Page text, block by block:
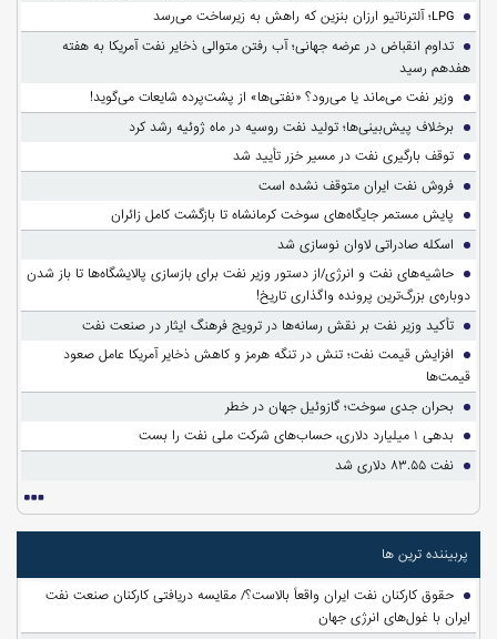
LPG؛ آلترناتیو ارزان بنزین که راهش به زیرساخت می‌رسد
تداوم انقباض در عرضه جهانی؛ آب رفتن متوالی ذخایر نفت آمریکا به هفته
هفدهم رسید
وزیر نفت می‌ماند یا می‌رود؟ «نفتی‌ها» از پشت‌پرده شایعات می‌گوید!
برخلاف پیش‌بینی‌ها؛ تولید نفت روسیه در ماه ژوئیه رشد کرد
توقف بارگیری نفت در مسیر خزر تأیید شد
فروش نفت ایران متوقف نشده است
پایش مستمر جایگاه‌های سوخت کرمانشاه تا بازگشت کامل زائران
اسکله صادراتی لاوان نوسازی شد
حاشیه‌های نفت و انرژی/از دستور وزیر نفت برای بازسازی پالایشگاه‌ها تا باز شدن
دوباره‌ی بزرگ‌ترین پرونده واگذاری تاریخ!
تأکید وزیر نفت بر نقش رسانه‌ها در ترویج فرهنگ ایثار در صنعت نفت
افزایش قیمت نفت؛ تنش در تنگه هرمز و کاهش ذخایر آمریکا عامل صعود
قیمت‌ها
بحران جدی سوخت؛ گازوئیل جهان در خطر
بدهی ۱ میلیارد دلاری، حساب‌های شرکت ملی نفت را بست
نفت ۸۳.۵۵ دلاری شد
پربیننده ترین ها
حقوق کارکنان نفت ایران واقعاً بالاست؟/ مقایسه دریافتی کارکنان صنعت نفت
ایران با غول‌های انرژی جهان